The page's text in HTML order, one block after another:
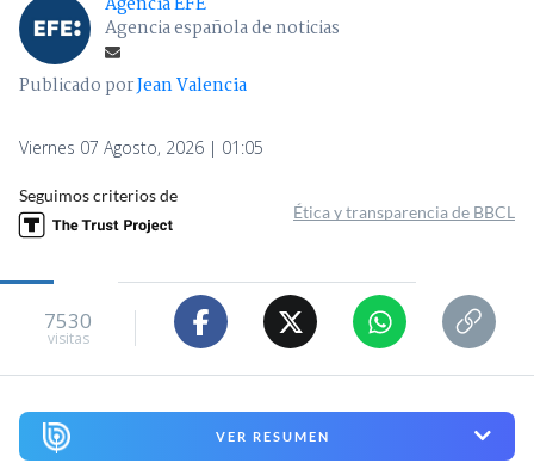
Agencia española de noticias
Publicado porJean Valencia
Viernes 07 Agosto, 2026 | 01:05
Seguimos criterios de
Ética y transparencia de BBCL
7530
visitas
VER RESUMEN